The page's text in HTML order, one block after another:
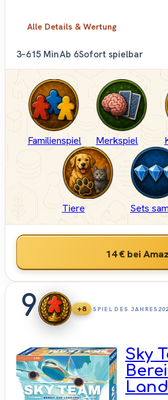
Alle Details & Wertung
3–615 MinAb 6Sofort spielbar
Familienspiel Merkspiel
Tiere Sets
14 € bei
9 +8 SPIEL DES JAHRES
Sky